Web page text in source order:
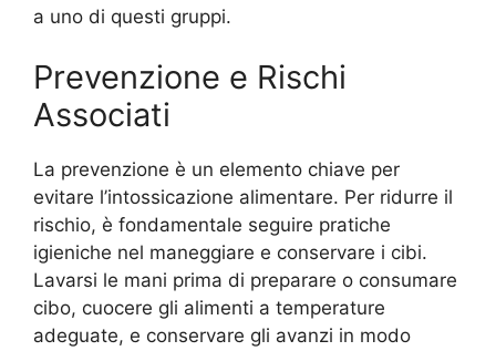
a uno di questi gruppi.
Prevenzione e Rischi
Associati
La prevenzione è un elemento chiave per
evitare l’intossicazione alimentare. Per ridurre il
rischio, è fondamentale seguire pratiche
igieniche nel maneggiare e conservare i cibi.
Lavarsi le mani prima di preparare o consumare
cibo, cuocere gli alimenti a temperature
adeguate, e conservare gli avanzi in modo